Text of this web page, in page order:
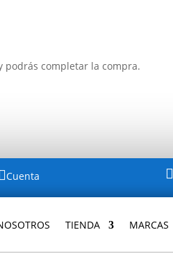
podrás completar la compra.
Cuenta 
TIENDA MARCAS